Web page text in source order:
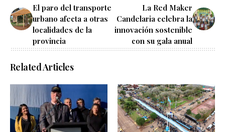
El paro del transporte
urbano afecta a otras
localidades de la
provincia
La Red Maker
Candelaria celebra la
innovación sostenible
con su gala anual
Related Articles